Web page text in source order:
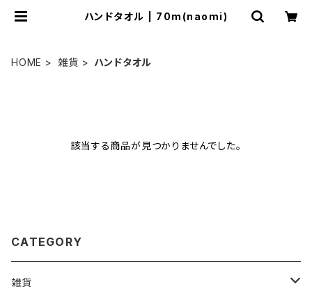
ハンドタオル | 70m(naomi)
HOME 雑貨 ハンドタオル
該当する商品が見つかりませんでした。
CATEGORY
雑貨